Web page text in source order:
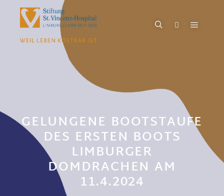
GELUNGENE BOOTSTAUFE
DES ERSTEN BOOTS
LIMBURGER
DOMDRACHEN AM
11.4.2024